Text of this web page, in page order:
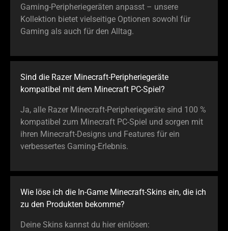
Gaming-Peripheriegeräten anpasst – unsere
Kollektion bietet vielseitige Optionen sowohl für
Gaming als auch für den Alltag.
Sind die Razer Minecraft-Peripheriegeräte
kompatibel mit dem Minecraft PC-Spiel?
Ja, alle Razer Minecraft-Peripheriegeräte sind 100 %
kompatibel zum Minecraft PC-Spiel und sorgen mit
ihren Minecraft-Designs und Features für ein
verbessertes Gaming-Erlebnis.
Wie löse ich die In-Game Minecraft-Skins ein, die ich
zu den Produkten bekomme?
Deine Skins kannst du hier einlösen: